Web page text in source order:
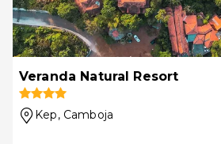
Veranda Natural Resort
Kep, Camboja